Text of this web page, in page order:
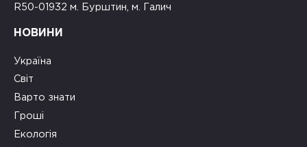
R50-01932 м. Бурштин, м. Галич
НОВИНИ
Україна
Світ
Варто знати
Гроші
Екологія